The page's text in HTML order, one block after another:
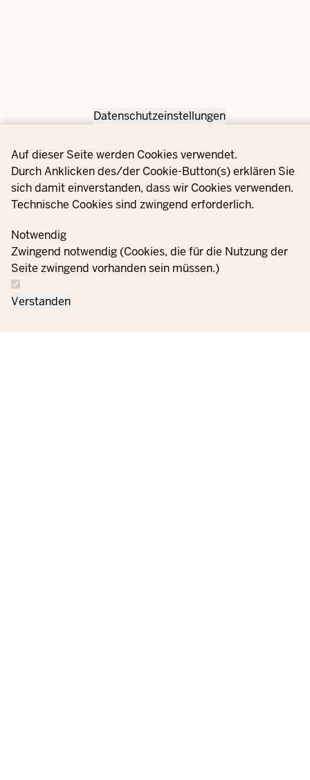
Privacy settings
Datenschutzeinstellungen
Auf dieser Seite werden Cookies verwendet.
Durch Anklicken des/der Cookie-Button(s) erklären Sie
sich damit einverstanden, dass wir Cookies verwenden.
Technische Cookies sind zwingend erforderlich.
Notwendig
Zwingend notwendig (Cookies, die für die Nutzung der
Seite zwingend vorhanden sein müssen.)
Verstanden